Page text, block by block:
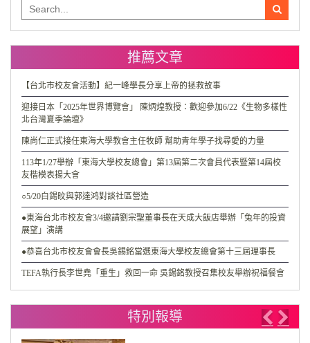
for:
推薦文章
【台北市校友會活動】紀一峰學長分享上帝的拯救故事
迎接日本「2025年世界博覽會」 陳炳煌教授：歡迎參加6/22《生物多樣性
北台灣夏季論壇》
陳尚仁正式接任東海大學教會主任牧師 幫助青年學子找尋愛的力量
113年1/27舉辦「東海大學校友總會」第13屆第二次會員代表暨第14屆校
友楷模表揚大會
○5/20白錫旼與郭達鸿對談社區營造
●東海台北市校友會3/4邀請劉宗聖董事長在天成大飯店舉辦「兔年的投資
展望」演講
●恭喜台北市校友會會長吳錫銘當選東海大學校友總會第十三屆理事長
TEFA執行長李世堯「重生」救回一命 吳錫銘教授召集校友舉辦祝福餐會
特別報導